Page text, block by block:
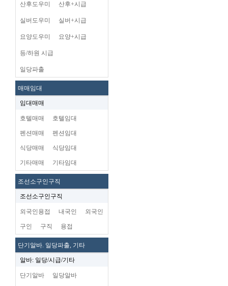
산후도우미 산후+시급
실버도우미 실버+시급
요양도우미 요양+시급
등/하원 시급
일당파출
매매임대
임대매매
호텔매매 호텔임대
펜션매매 펜션임대
식당매매 식당임대
기타매매 기타임대
조선소구인구직
조선소구인구직
외국인용접 내국인 외국인
구인 구직 용접
단기알바. 일당파출, 기타
알바: 일당/시급/기타
단기알바 일당알바